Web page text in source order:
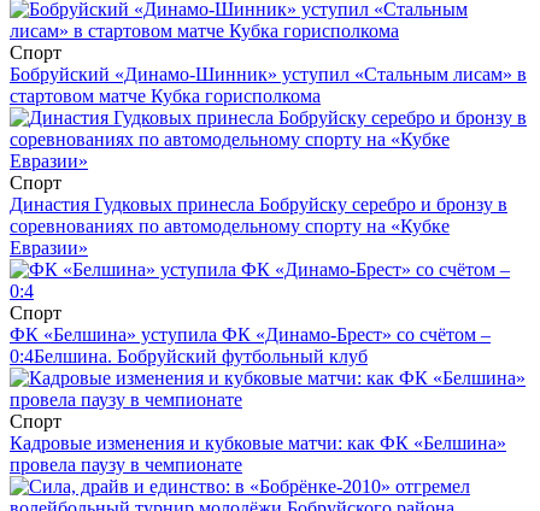
Спорт
Бобруйский «Динамо-Шинник» уступил «Стальным лисам» в
стартовом матче Кубка горисполкома
Спорт
Династия Гудковых принесла Бобруйску серебро и бронзу в
соревнованиях по автомодельному спорту на «Кубке
Евразии»
Спорт
ФК «Белшина» уступила ФК «Динамо-Брест» со счётом –
0:4Белшина. Бобруйский футбольный клуб
Спорт
Кадровые изменения и кубковые матчи: как ФК «Белшина»
провела паузу в чемпионате